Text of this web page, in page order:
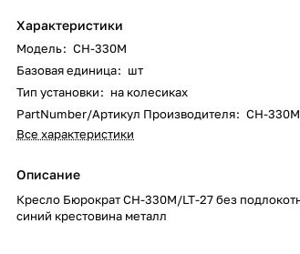
Характеристики
Модель: CH-330M
Базовая единица: шт
Тип установки: на колесиках
PartNumber/Артикул Производителя: CH-
Все характеристики
Описание
Кресло Бюрократ CH-330M/LT-27 без
синий крестовина металл